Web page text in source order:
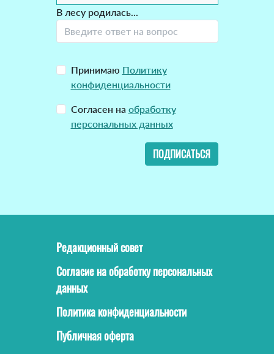
В лесу родилась...
Принимаю Политику
конфиденциальности
Согласен на обработку
персональных данных
ПОДПИСАТЬСЯ
Редакционный совет
Согласие на обработку персональных
данных
Политика конфиденциальности
Публичная оферта